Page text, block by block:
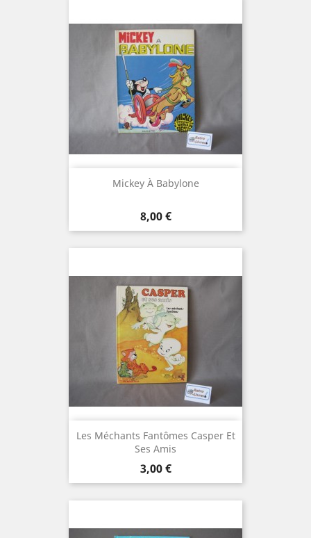
Mickey À Babylone
Prix
8,00 €
Les Méchants Fantômes Casper Et
Ses Amis
Prix
3,00 €